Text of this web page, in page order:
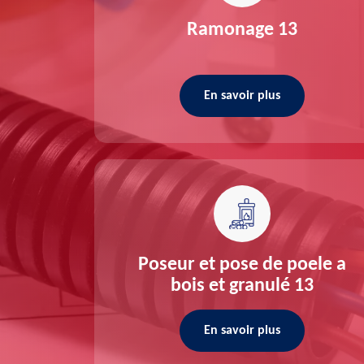
13
13
Ramonage 13
En savoir plus
Poseur et pose de poele a
bois et granulé 13
En savoir plus